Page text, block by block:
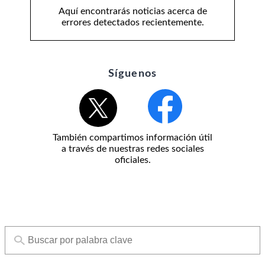
Aquí encontrarás noticias acerca de
errores detectados recientemente.
Síguenos
También compartimos información útil
a través de nuestras redes sociales
oficiales.